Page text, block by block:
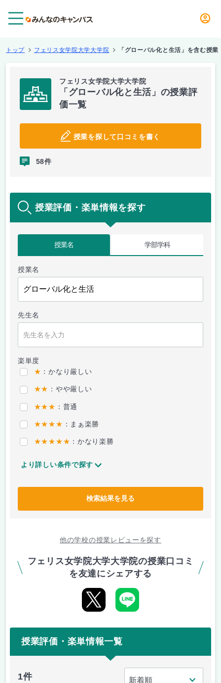
トップ フェリス女学院大学大学院 「グローバル化と生活」を含む授業
フェリス女学院大学大学院
「グローバル化と生活」の授業評
価一覧
授業を探して口コミを書く
58件
授業評価・楽単情報を探す
授業名 学部学科
授業名
先生名
楽単度
★ ：かなり厳しい
★★ ：やや厳しい
★★★ ：普通
★★★★ ：まぁ楽勝
★★★★★ ：かなり楽勝
より詳しい条件で探す
検索結果を見る
他の学校の授業レビューを探す
フェリス女学院大学大学院の授業口コミ
を友達にシェアする
授業評価・楽単情報一覧
1件